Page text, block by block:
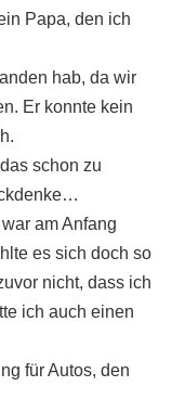
Papa, den ich
hab, da wir
Er konnte kein
schon zu
am Anfang
es sich doch so
nicht, dass ich
ich auch einen
für Autos, den